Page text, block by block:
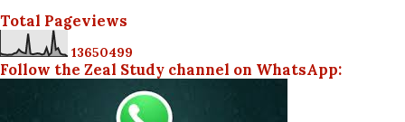
Total Pageviews
13650499
Follow the Zeal Study channel on WhatsApp: